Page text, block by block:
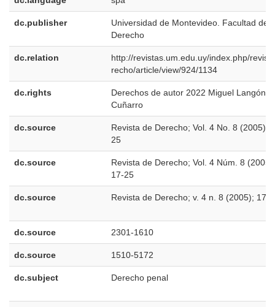
dc.publisher
Universidad de Montevideo. Facultad de
Derecho
dc.relation
http://revistas.um.edu.uy/index.php/
recho/article/view/924/1134
dc.rights
Derechos de autor 2022 Miguel Langón
Cuñarro
dc.source
Revista de Derecho; Vol. 4 No. 8 (2005);
25
dc.source
Revista de Derecho; Vol. 4 Núm. 8 (2005);
17-25
dc.source Revista de Derecho; v. 4 n. 8 (2005); 17-
dc.source 2301-1610
dc.source 1510-5172
dc.subject Derecho penal